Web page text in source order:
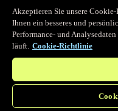
Programmierbarer
Erhalten Sie
legendäre Caching,
Akzeptieren Sie unsere
Ihnen ein besseres und
Performance- und
läuft. Cookie-Richtlinie